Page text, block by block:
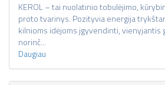
KEROL – tai nuolatinio tobulėjimo,
proto tvarinys. Pozityvia energija
kilnioms idėjoms įgyvendinti, vienyjantis
norinč...
Daugiau